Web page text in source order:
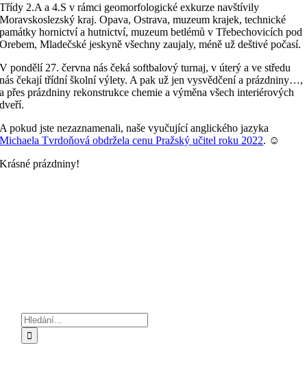
Třídy 2.A a 4.S v rámci geomorfologické exkurze navštívily
Moravskoslezský kraj. Opava, Ostrava, muzeum krajek, technické
památky hornictví a hutnictví, muzeum betlémů v Třebechovicích pod
Orebem, Mladečské jeskyně všechny zaujaly, méně už deštivé počasí.
V pondělí 27. června nás čeká softbalový turnaj, v úterý a ve středu
nás čekají třídní školní výlety. A pak už jen vysvědčení a prázdniny…,
a přes prázdniny rekonstrukce chemie a výměna všech interiérových
dveří.
A pokud jste nezaznamenali, naše vyučující anglického jazyka
Michaela Tvrdoňová obdržela cenu Pražský učitel roku 2022. ☺
Krásné prázdniny!
Hledat: